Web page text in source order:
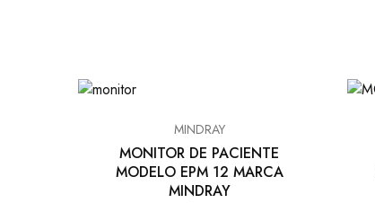
MINDRAY
MONITOR DE PACIENTE
MODELO EPM 12 MARCA
MINDRAY